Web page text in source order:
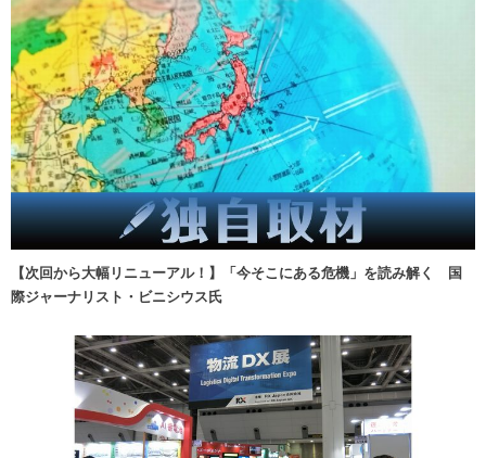
【次回から大幅リニューアル！】「今そこにある危機」を読み解く 国
際ジャーナリスト・ビニシウス氏